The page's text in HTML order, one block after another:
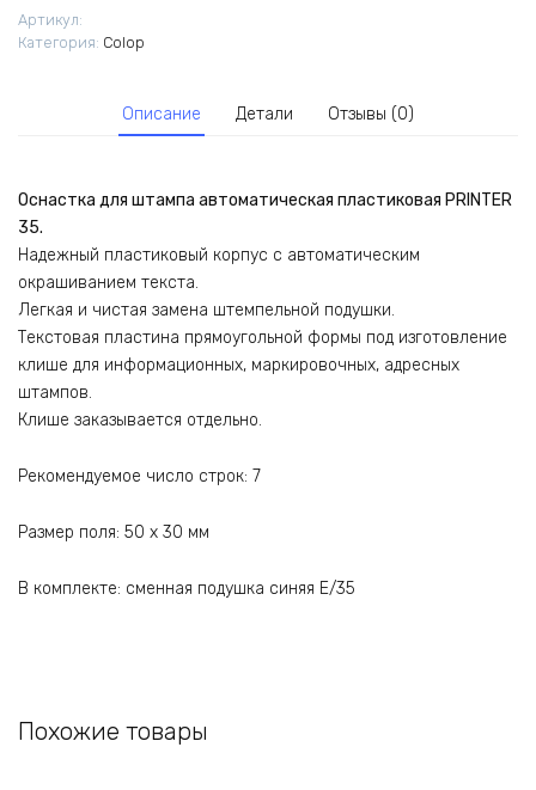
Артикул:
Категория: Colop
Описание Детали Отзывы (0)
Оснастка для штампа автоматическая пластиковая PRINTER
35.
Надежный пластиковый корпус с автоматическим
окрашиванием текста.
Легкая и чистая замена штемпельной подушки.
Текстовая пластина прямоугольной формы под изготовление
клише для информационных, маркировочных, адресных
штампов.
Клише заказывается отдельно.
Рекомендуемое число строк: 7
Размер поля: 50 x 30 мм
В комплекте: сменная подушка синяя E/35
Похожие товары